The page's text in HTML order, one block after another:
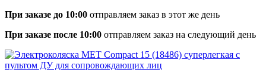
При заказе до 10:00 отправляем заказ в этот же день
При заказе после 10:00 отправляем заказ на следующий день